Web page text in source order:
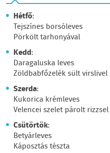
Hétfő:
Tejszínes borsóleves
Pörkölt tarhonyával
Kedd:
Daragaluska leves
Zöldbabfőzelék sült virslivel
Szerda:
Kukorica krémleves
Velencei szelet párolt rizzsel
Csütörtök:
Betyárleves
Káposztás tészta